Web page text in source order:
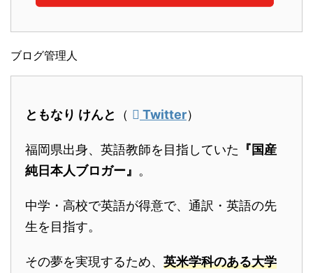
ブログ管理人
ともなり けんと （ Twitter）
福岡県出身、英語教師を目指していた 『国産
純日本人ブロガー』 。
中学・高校で英語が得意で、通訳・英語の先
生を目指す。
その夢を実現するため、 英米学科のある大学